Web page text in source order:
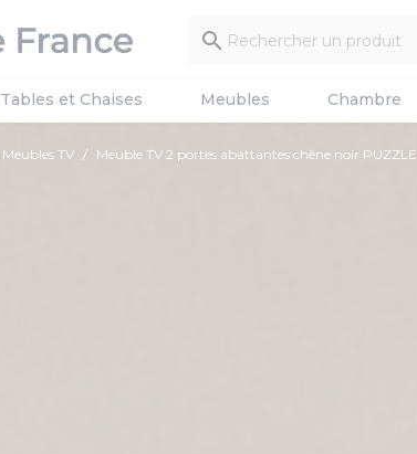

Tables et Chaises Meubles Chambre
Meubles TV Meuble TV 2 portes abattantes chêne noir PUZZLE